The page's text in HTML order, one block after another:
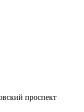
проспект